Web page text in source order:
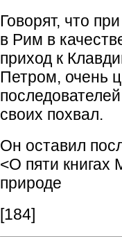
Говорят, что
в Рим в
приход к
Петром, очень
своих похвал.
Он оставил
<О пяти
природе
[184]